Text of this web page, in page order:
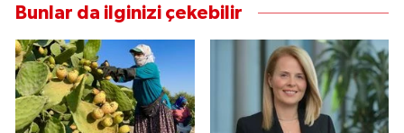
Bunlar da ilginizi çekebilir